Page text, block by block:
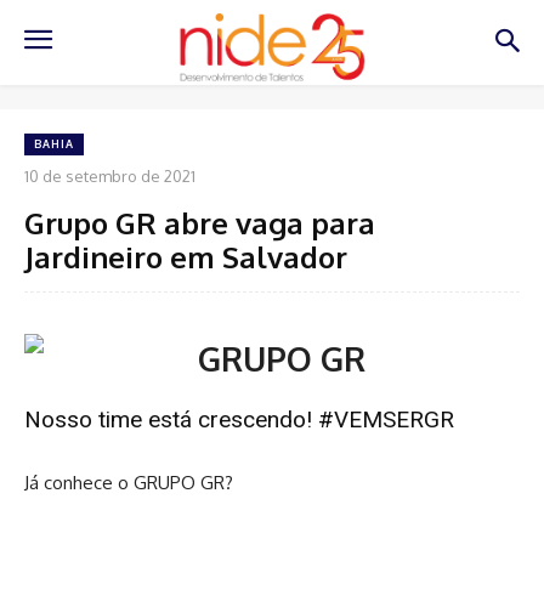
BAHIA
10 de setembro de 2021
Grupo GR abre vaga para
Jardineiro em Salvador
Nosso time está crescendo! #VEMSERGR
Já conhece o GRUPO GR?